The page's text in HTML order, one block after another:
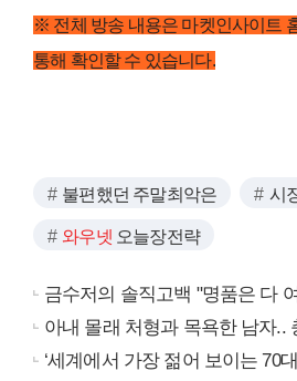
※ 전체 방송 내용은 마켓인사이트
통해 확인할 수 있습니다.
불편했던 주말최악은 시
와우넷 오늘장전략
금수저의 솔직고백 "명품은 다
아내 몰래 처형과 목욕한 남자..
‘세계에서 가장 젊어 보이는 70